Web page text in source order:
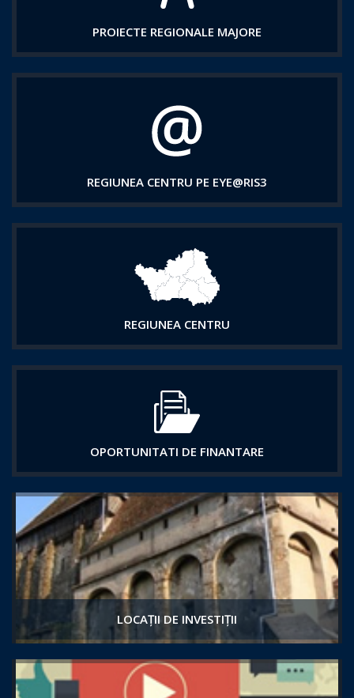
PROIECTE REGIONALE MAJORE
REGIUNEA CENTRU PE EYE@RIS3
REGIUNEA CENTRU
OPORTUNITATI DE FINANTARE
LOCAȚII DE INVESTIȚII